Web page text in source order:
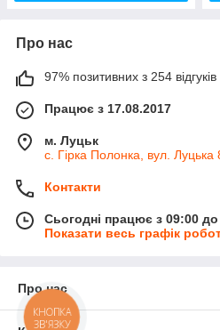
Про нас
97% позитивних з 254 відгуків
Працює з 17.08.2017
м. Луцьк
с. Гірка Полонка, вул. Луцька
Контакти
Сьогодні працює з 09:00
Показати весь графік
Про нас
КНОПКА
ЗВ'ЯЗКУ